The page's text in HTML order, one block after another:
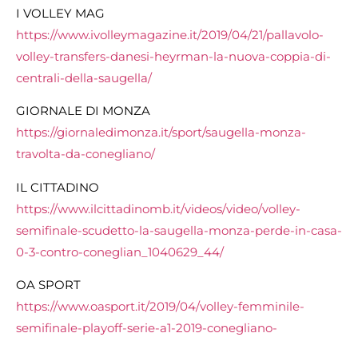
I VOLLEY MAG
https://www.ivolleymagazine.it/2019/04/21/pallavolo-
volley-transfers-danesi-heyrman-la-nuova-coppia-di-
centrali-della-saugella/
GIORNALE DI MONZA
https://giornaledimonza.it/sport/saugella-monza-
travolta-da-conegliano/
IL CITTADINO
https://www.ilcittadinomb.it/videos/video/volley-
semifinale-scudetto-la-saugella-monza-perde-in-casa-
0-3-contro-coneglian_1040629_44/
OA SPORT
https://www.oasport.it/2019/04/volley-femminile-
semifinale-playoff-serie-a1-2019-conegliano-